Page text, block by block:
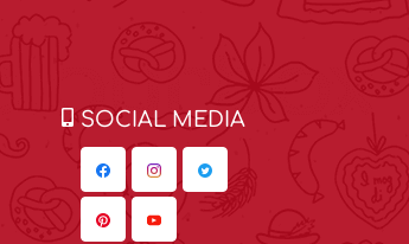
SOCIAL MEDIA